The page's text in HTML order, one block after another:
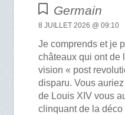
Germain
8 JUILLET 2026 @ 09:10
Je comprends et je
châteaux qui ont de
vision « post
disparu. Vous
de Louis XIV vous
clinquant de la déco